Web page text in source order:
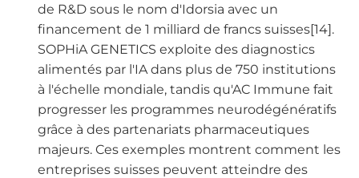
de R&D sous le nom d'Idorsia avec un
financement de 1 milliard de francs suisses[14].
SOPHiA GENETICS exploite des diagnostics
alimentés par l'IA dans plus de 750 institutions
à l'échelle mondiale, tandis qu'AC Immune fait
progresser les programmes neurodégénératifs
grâce à des partenariats pharmaceutiques
majeurs. Ces exemples montrent comment les
entreprises suisses peuvent atteindre des